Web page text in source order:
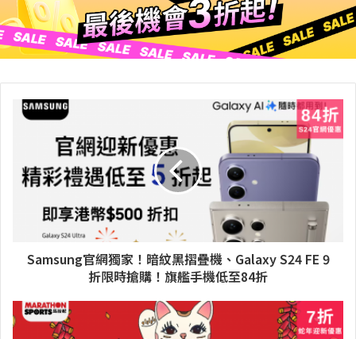
Samsung官網獨家！暗紋黑摺疊機、Galaxy S24 FE 9
折限時搶購！旗艦手機低至84折